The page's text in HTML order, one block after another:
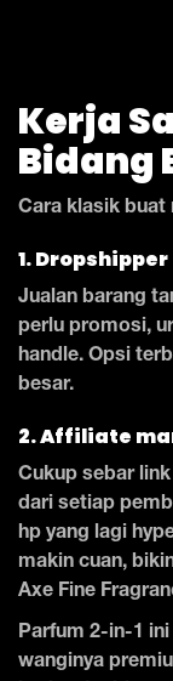
Kerja
Bidang
Cara klasik buat
1. Dropshipper
Jualan barang
perlu promosi,
handle. Opsi
besar.
2. Affiliate
Cukup sebar
dari setiap
hp yang lagi
makin cuan,
Axe Fine
Parfum 2-in-1
wanginya